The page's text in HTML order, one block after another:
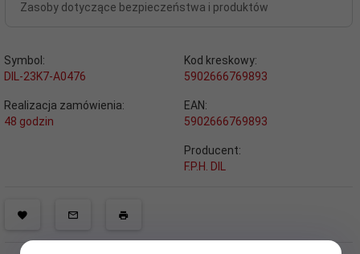
Zasoby dotyczące bezpieczeństwa i produktów
Symbol:
DIL-23K7-A0476
Kod kreskowy:
5902666769893
Realizacja zamówienia:
48 godzin
EAN:
5902666769893
Producent:
F.P.H. DIL